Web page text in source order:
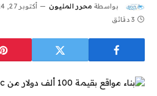
بواسطة محرر المليون أكتوبر 27, 2024
3 دقائق